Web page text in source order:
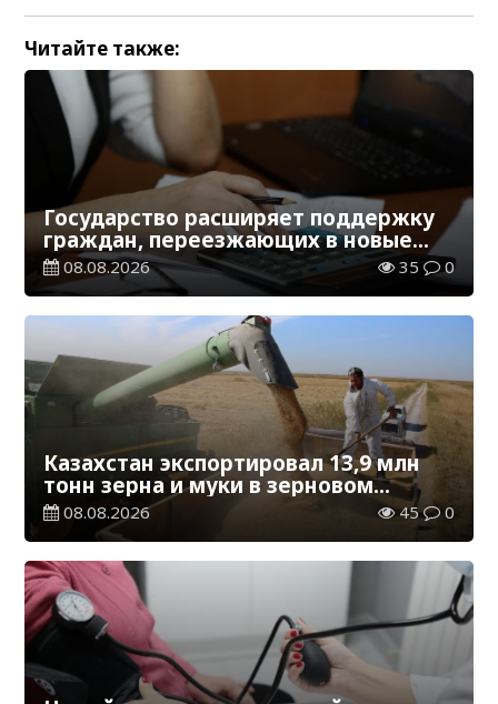
Читайте также:
Государство расширяет поддержку
граждан, переезжающих в новые
регионы для работы
08.08.2026 35 0
Казахстан экспортировал 13,9 млн
тонн зерна и муки в зерновом
эквиваленте
08.08.2026 45 0